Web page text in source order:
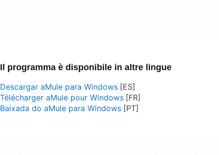
Il programma è disponibile in altre lingue
Descargar aMule para Windows
Télécharger aMule pour Windows
Baixada do aMule para Windows